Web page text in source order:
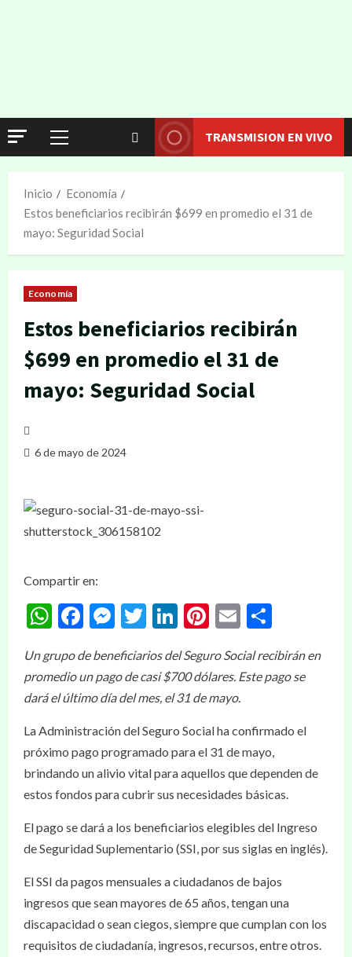
TRANSMISION EN VIVO
Inicio
Economía
Estos beneficiarios recibirán $699 en promedio el 31 de
mayo: Seguridad Social
Economía
Estos beneficiarios recibirán
$699 en promedio el 31 de
mayo: Seguridad Social
6 de mayo de 2024
Compartir en:
WhatsApp
Facebook
Messenger
Twitter
LinkedIn
Pinterest
Email
Un grupo de beneficiarios del Seguro Social recibirán en
promedio un pago de casi $700 dólares. Este pago se
dará el último día del mes, el 31 de mayo.
La Administración del Seguro Social ha confirmado el
próximo pago programado para el 31 de mayo,
brindando un alivio vital para aquellos que dependen de
estos fondos para cubrir sus necesidades básicas.
El pago se dará a los beneficiarios elegibles del Ingreso
de Seguridad Suplementario (SSI, por sus siglas en inglés).
El SSI da pagos mensuales a ciudadanos de bajos
ingresos que sean mayores de 65 años, tengan una
discapacidad o sean ciegos, siempre que cumplan con los
requisitos de ciudadanía, ingresos, recursos, entre otros.